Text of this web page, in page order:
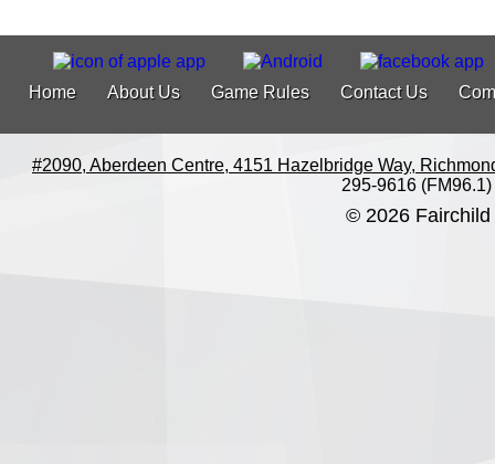
Home About Us Game Rules Contact Us
#2090, Aberdeen Centre, 4151 Hazelbridge Way,
295-9616 (FM96.1)
© 2026 Fairchild